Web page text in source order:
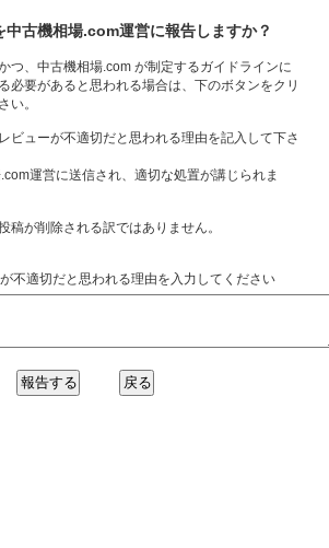
中古機相場.com運営に報告しますか？
つ、中古機相場.com が制定するガイドラインに
必要があると思われる場合は、下のボタンをクリ
い。
ビューが不適切だと思われる理由を記入して下さ
運営に送信され、適切な処置が講じられま
稿が削除される訳ではありません。
が不適切だと思われる理由を入力してください